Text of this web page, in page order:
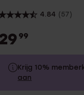
4.84 (57)
99
Krijg 10%
aan